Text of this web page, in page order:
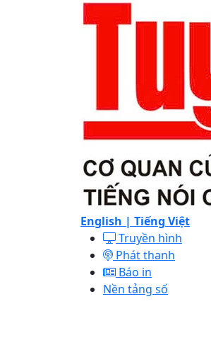
English | Tiếng Việt
Truyền hình
Phát thanh
Báo in
Nền tảng số